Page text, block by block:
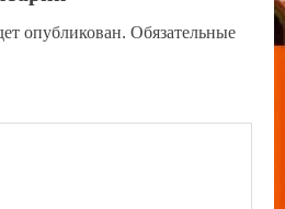
опубликован. Обязательные